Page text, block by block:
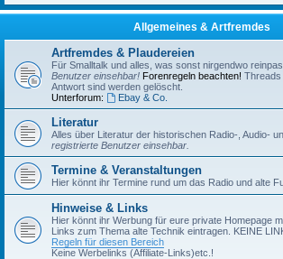
Allgemeines & Artfremdes
Artfremdes & Plaudereien
Für Smalltalk und alles, was sonst nirgendwo
Benutzer einsehbar! Forenregeln beachten! Threads
Antwort sind werden gelöscht.
Unterforum:
Ebay & Co.
Literatur
Alles über Literatur der historischen Radio-, Audio-
registrierte Benutzer einsehbar.
Termine & Veranstaltungen
Hier könnt ihr Termine rund um das Radio und alte
Hinweise & Links
Hier könnt ihr Werbung für eure private Homepage
Links zum Thema alte Technik eintragen. KEINE
Regeln für diesen Bereich
Keine Werbelinks (Affiliate-Links)etc.!